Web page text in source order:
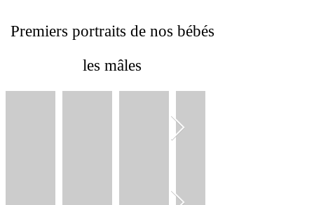
Premiers portraits de nos bébés
les mâles